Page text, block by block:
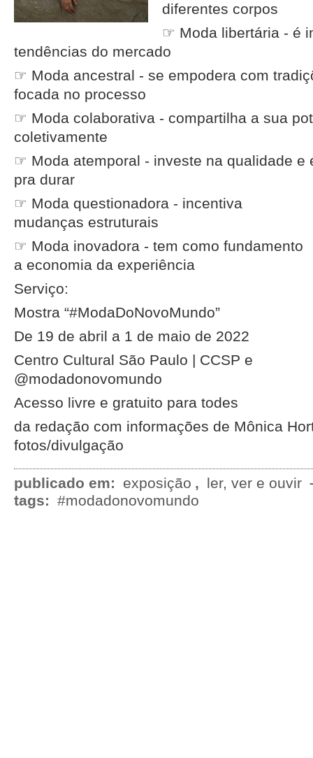
diferentes corpos
☞ Moda libertária - é
tendências do mercado
☞ Moda ancestral - se empodera com
focada no processo
☞ Moda colaborativa - compartilha a sua
coletivamente
☞ Moda atemporal - investe na qualidade e
pra durar
☞ Moda questionadora - incentiva
mudanças estruturais
☞ Moda inovadora - tem como fundamento
a economia da experiência
Serviço:
Mostra “#ModaDoNovoMundo”
De 19 de abril a 1 de maio de 2022
Centro Cultural São Paulo | CCSP e
@modadonovomundo
Acesso livre e gratuito para todes
da redação com informações de Mônica
fotos/divulgação
publicado em: exposição , ler, ver e ouvir
tags: #modadonovomundo